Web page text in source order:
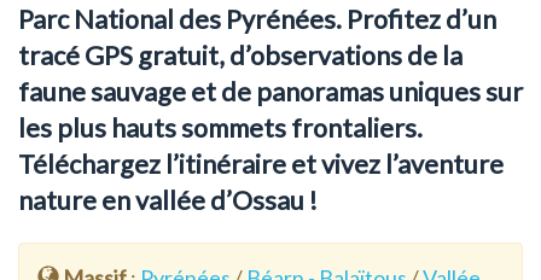
Parc National des Pyrénées. Profitez d’un
tracé GPS gratuit, d’observations de la
faune sauvage et de panoramas uniques sur
les plus hauts sommets frontaliers.
Téléchargez l’itinéraire et vivez l’aventure
nature en vallée d’Ossau !